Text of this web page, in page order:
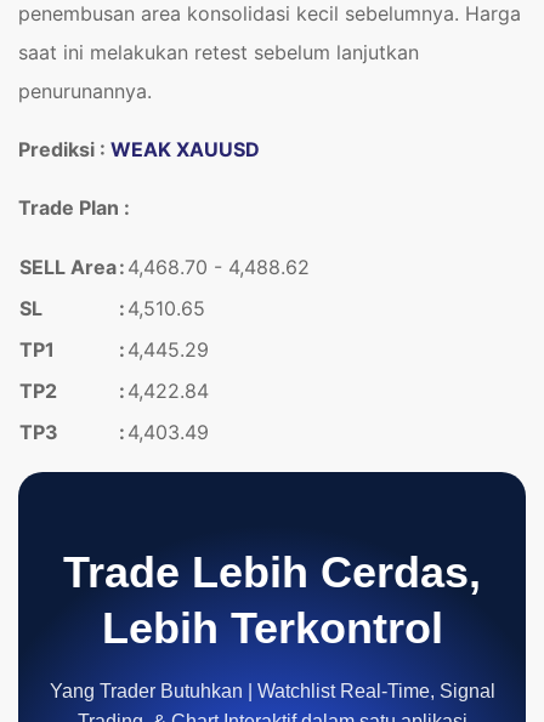
penembusan area konsolidasi kecil sebelumnya. Harga
saat ini melakukan retest sebelum lanjutkan
penurunannya.
Prediksi : WEAK XAUUSD
Trade Plan :
SELL Area: 4,468.70 - 4,488.62
SL
: 4,510.65
TP1
: 4,445.29
TP2
: 4,422.84
TP3
: 4,403.49
Trade Lebih Cerdas,
Lebih Terkontrol
Yang Trader Butuhkan | Watchlist Real-Time, Signal